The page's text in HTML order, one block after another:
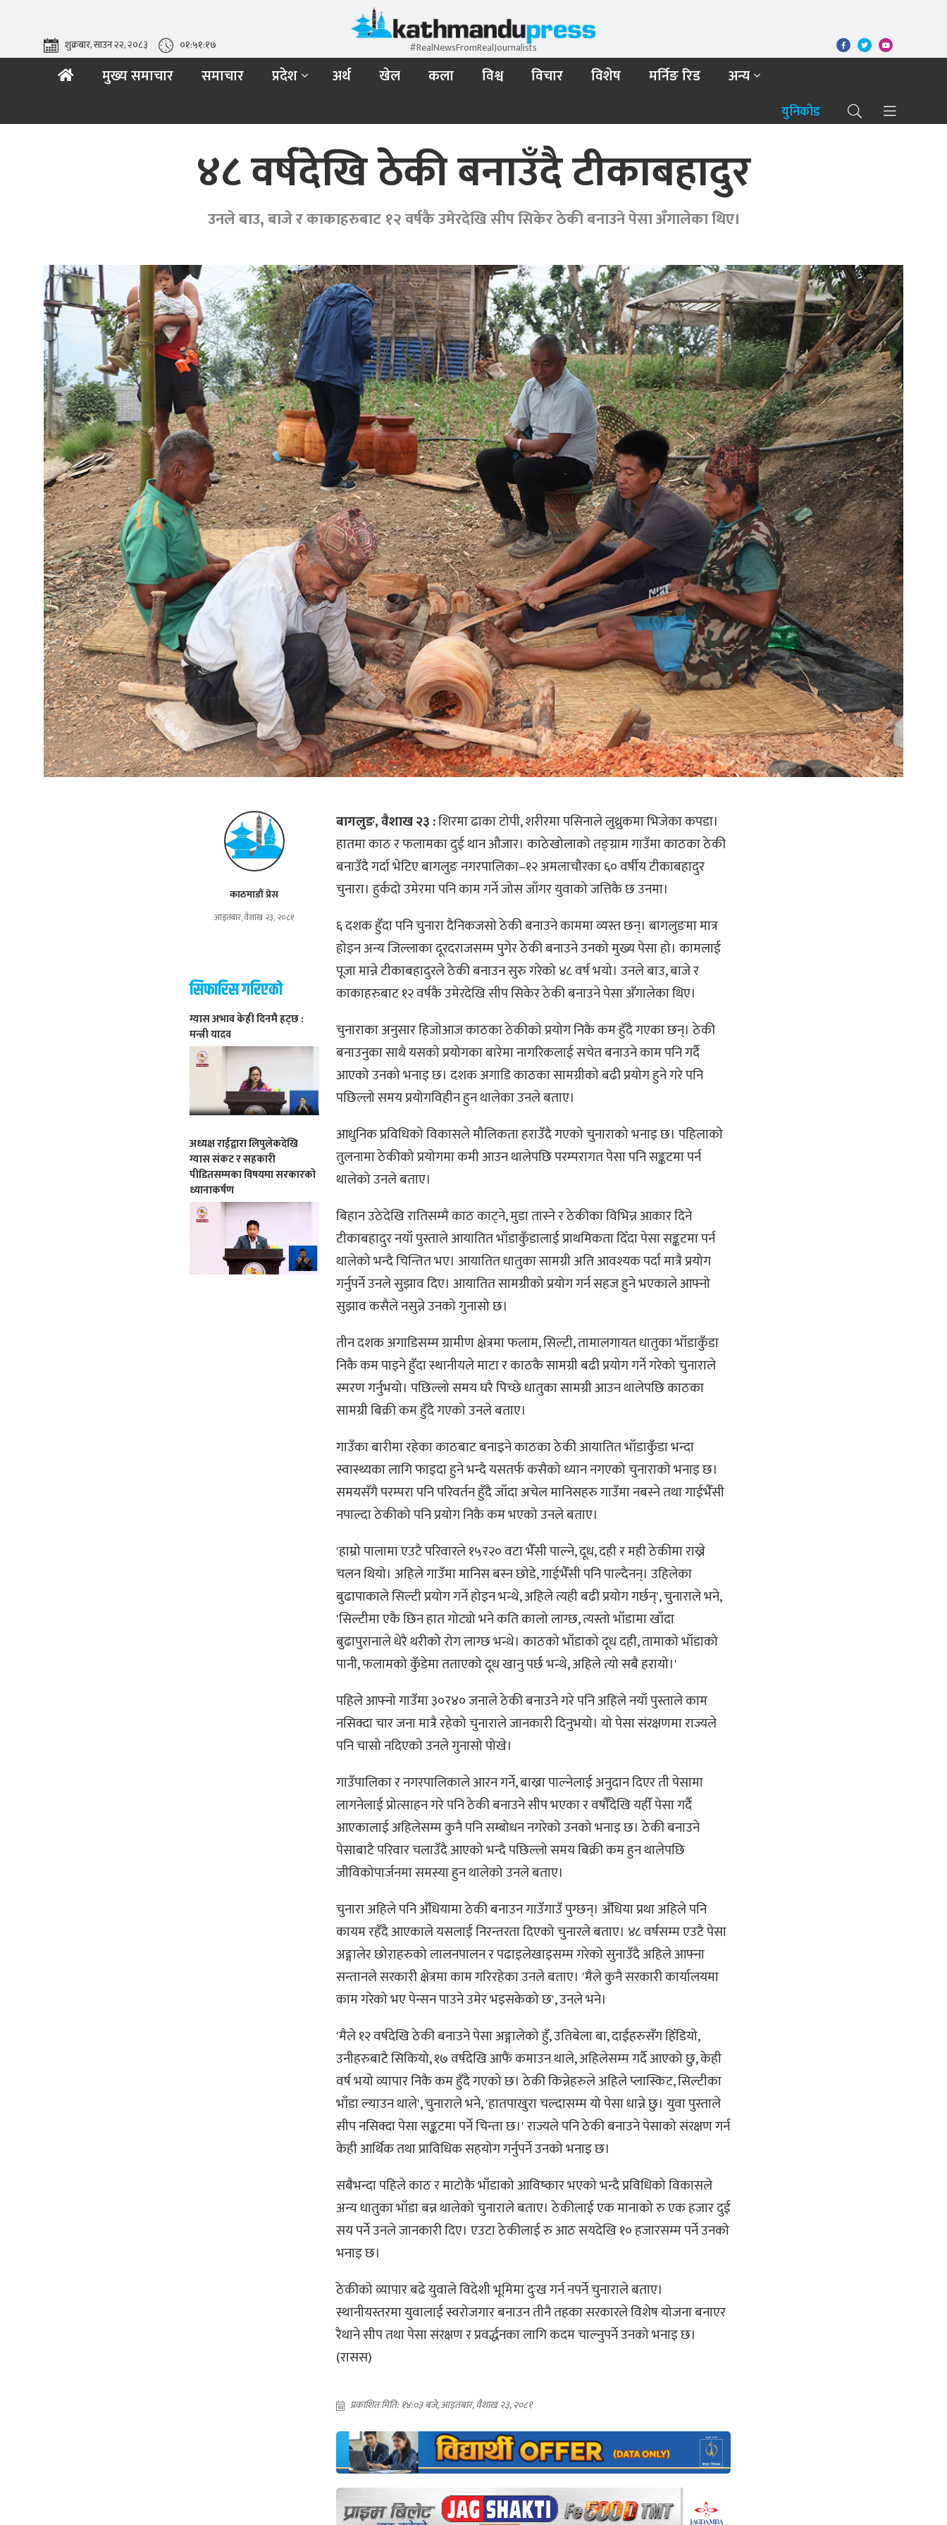
#RealNewsFromRealJournalists
शुक्रबार, साउन २२, २०८३ ०१:५१:१९
मुख्य समाचार समाचार प्रदेश अर्थ खेल कला विश्व विचार विशेष मर्निङ रिड अन्य
युनिकोड
४८ वर्षदेखि ठेकी बनाउँदै टीकाबहादुर
उनले बाउ, बाजे र काकाहरुबाट १२ वर्षकै उमेरदेखि सीप सिकेर ठेकी बनाउने पेसा अँगालेका थिए।
काठमाडौं प्रेस
आइतबार, वैशाख २३, २०८१
सिफारिस गरिएको
ग्यास अभाव केही दिनमै हट्छ :
मन्त्री यादव
अध्यक्ष राईद्वारा लिपुलेकदेखि
ग्यास संकट र सहकारी
पीडितसम्मका विषयमा सरकारको
ध्यानाकर्षण
बागलुङ, वैशाख २३ :शिरमा ढाका टोपी, शरीरमा पसिनाले लुथ्रुकमा भिजेका कपडा।
हातमा काठ र फलामका दुई थान औजार। काठेखोलाको तङ्ग्राम गाउँमा काठका ठेकी
बनाउँदै गर्दा भेटिए बागलुङ नगरपालिका–१२ अमलाचौरका ६० वर्षीय टीकाबहादुर
चुनारा। हुर्कदो उमेरमा पनि काम गर्ने जोस जाँगर युवाको जत्तिकै छ उनमा।
६ दशक हुँदा पनि चुनारा दैनिकजसो ठेकी बनाउने काममा व्यस्त छन्। बागलुङमा मात्र
होइन अन्य जिल्लाका दूरदराजसम्म पुगेर ठेकी बनाउने उनको मुख्य पेसा हो। कामलाई
पूजा मान्ने टीकाबहादुरले ठेकी बनाउन सुरु गरेको ४८ वर्ष भयो। उनले बाउ, बाजे र
काकाहरुबाट १२ वर्षकै उमेरदेखि सीप सिकेर ठेकी बनाउने पेसा अँगालेका थिए।
चुनाराका अनुसार हिजोआज काठका ठेकीको प्रयोग निकै कम हुँदै गएका छन्। ठेकी
बनाउनुका साथै यसको प्रयोगका बारेमा नागरिकलाई सचेत बनाउने काम पनि गर्दै
आएको उनको भनाइ छ। दशक अगाडि काठका सामग्रीको बढी प्रयोग हुने गरे पनि
पछिल्लो समय प्रयोगविहीन हुन थालेका उनले बताए।
आधुनिक प्रविधिको विकासले मौलिकता हराउँदै गएको चुनाराको भनाइ छ। पहिलाको
तुलनामा ठेकीको प्रयोगमा कमी आउन थालेपछि परम्परागत पेसा पनि सङ्कटमा पर्न
थालेको उनले बताए।
बिहान उठेदेखि रातिसम्मै काठ काट्ने, मुडा तास्ने र ठेकीका विभिन्न आकार दिने
टीकाबहादुर नयाँ पुस्ताले आयातित भाँडाकुँडालाई प्राथमिकता दिँदा पेसा सङ्कटमा पर्न
थालेको भन्दै चिन्तित भए। आयातित धातुका सामग्री अति आवश्यक पर्दा मात्रै प्रयोग
गर्नुपर्ने उनले सुझाव दिए। आयातित सामग्रीको प्रयोग गर्न सहज हुने भएकाले आफ्नो
सुझाव कसैले नसुन्ने उनको गुनासो छ।
तीन दशक अगाडिसम्म ग्रामीण क्षेत्रमा फलाम, सिल्टी, तामालगायत धातुका भाँडाकुँडा
निकै कम पाइने हुँदा स्थानीयले माटा र काठकै सामग्री बढी प्रयोग गर्ने गरेको चुनाराले
स्मरण गर्नुभयो। पछिल्लो समय घरै पिच्छे धातुका सामग्री आउन थालेपछि काठका
सामग्री बिक्री कम हुँदै गएको उनले बताए।
गाउँका बारीमा रहेका काठबाट बनाइने काठका ठेकी आयातित भाँडाकुँडा भन्दा
स्वास्थ्यका लागि फाइदा हुने भन्दै यसतर्फ कसैको ध्यान नगएको चुनाराको भनाइ छ।
समयसँगै परम्परा पनि परिवर्तन हुँदै जाँदा अचेल मानिसहरु गाउँमा नबस्ने तथा गाईभैँसी
नपाल्दा ठेकीको पनि प्रयोग निकै कम भएको उनले बताए।
'हाम्रो पालामा एउटै परिवारले १५र२० वटा भैँसी पाल्ने, दूध, दही र मही ठेकीमा राख्ने
चलन थियो। अहिले गाउँमा मानिस बस्न छोडे, गाईभैँसी पनि पाल्दैनन्। उहिलेका
बुढापाकाले सिल्टी प्रयोग गर्ने होइन भन्थे, अहिले त्यही बढी प्रयोग गर्छन्', चुनाराले भने,
'सिल्टीमा एकै छिन हात गोट्यो भने कति कालो लाग्छ, त्यस्तो भाँडामा खाँदा
बुढापुरानाले धेरै थरीको रोग लाग्छ भन्थे। काठको भाँडाको दूध दही, तामाको भाँडाको
पानी, फलामको कुँडेमा तताएको दूध खानु पर्छ भन्थे, अहिले त्यो सबै हरायो।'
पहिले आफ्नो गाउँमा ३०र४० जनाले ठेकी बनाउने गरे पनि अहिले नयाँ पुस्ताले काम
नसिक्दा चार जना मात्रै रहेको चुनाराले जानकारी दिनुभयो। यो पेसा संरक्षणमा राज्यले
पनि चासो नदिएको उनले गुनासो पोखे।
गाउँपालिका र नगरपालिकाले आरन गर्ने, बाख्रा पाल्नेलाई अनुदान दिएर ती पेसामा
लागनेलाई प्रोत्साहन गरे पनि ठेकी बनाउने सीप भएका र वर्षौँदेखि यहीँ पेसा गर्दै
आएकालाई अहिलेसम्म कुनै पनि सम्बोधन नगरेको उनको भनाइ छ। ठेकी बनाउने
पेसाबाटै परिवार चलाउँदै आएको भन्दै पछिल्लो समय बिक्री कम हुन थालेपछि
जीविकोपार्जनमा समस्या हुन थालेको उनले बताए।
चुनारा अहिले पनि अँधियामा ठेकी बनाउन गाउँगाउँ पुग्छन्। अँधिया प्रथा अहिले पनि
कायम रहँदै आएकाले यसलाई निरन्तरता दिएको चुनारले बताए। ४८ वर्षसम्म एउटै पेसा
अङ्गालेर छोराहरुको लालनपालन र पढाइलेखाइसम्म गरेको सुनाउँदै अहिले आफ्ना
सन्तानले सरकारी क्षेत्रमा काम गरिरहेका उनले बताए। 'मैले कुनै सरकारी कार्यालयमा
काम गरेको भए पेन्सन पाउने उमेर भइसकेको छ', उनले भने।
'मैले १२ वर्षदेखि ठेकी बनाउने पेसा अङ्गालेको हुँ, उतिबेला बा, दाईहरुसँग हिँडियो,
उनीहरुबाटै सिकियो, १७ वर्षदेखि आफैं कमाउन थाले, अहिलेसम्म गर्दै आएको छु, केही
वर्ष भयो व्यापार निकै कम हुँदै गएको छ। ठेकी किन्नेहरुले अहिले प्लास्किट, सिल्टीका
भाँडा ल्याउन थाले', चुनाराले भने, 'हातपाखुरा चल्दासम्म यो पेसा धान्ने छु। युवा पुस्ताले
सीप नसिक्दा पेसा सङ्कटमा पर्ने चिन्ता छ।' राज्यले पनि ठेकी बनाउने पेसाको संरक्षण गर्न
केही आर्थिक तथा प्राविधिक सहयोग गर्नुपर्ने उनको भनाइ छ।
सबैभन्दा पहिले काठ र माटोकै भाँडाको आविष्कार भएको भन्दै प्रविधिको विकासले
अन्य धातुका भाँडा बन्न थालेको चुनाराले बताए। ठेकीलाई एक मानाको रु एक हजार दुई
सय पर्ने उनले जानकारी दिए। एउटा ठेकीलाई रु आठ सयदेखि १० हजारसम्म पर्ने उनको
भनाइ छ।
ठेकीको व्यापार बढे युवाले विदेशी भूमिमा दुःख गर्न नपर्ने चुनाराले बताए।
स्थानीयस्तरमा युवालाई स्वरोजगार बनाउन तीनै तहका सरकारले विशेष योजना बनाएर
रैथाने सीप तथा पेसा संरक्षण र प्रवर्द्धनका लागि कदम चाल्नुपर्ने उनको भनाइ छ।
(रासस)
प्रकाशित मिति: १४:०३ बजे, आइतबार, वैशाख २३, २०८१